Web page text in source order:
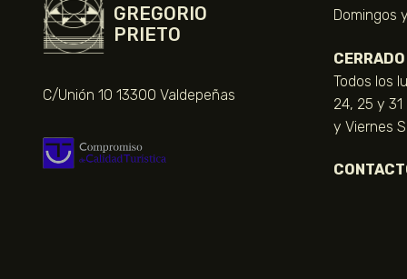
GREGORIO
PRIETO
C/Unión 10 13300 Valdepeñas
Domingos
CERRADO
Todos los
24, 25 y
y Viernes